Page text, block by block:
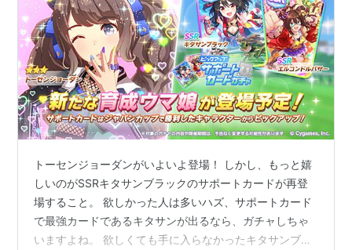
トーセンジョーダンがいよいよ登場！ しかし、もっと嬉
しいのがSSRキタサンブラックのサポートカードが再登
場すること。 欲しかった人は多いハズ、サポートカード
で最強カードであるキタサンが出るなら、ガチャしちゃ
いますよね。 欲しくても手に入らなかったキタサンブラ